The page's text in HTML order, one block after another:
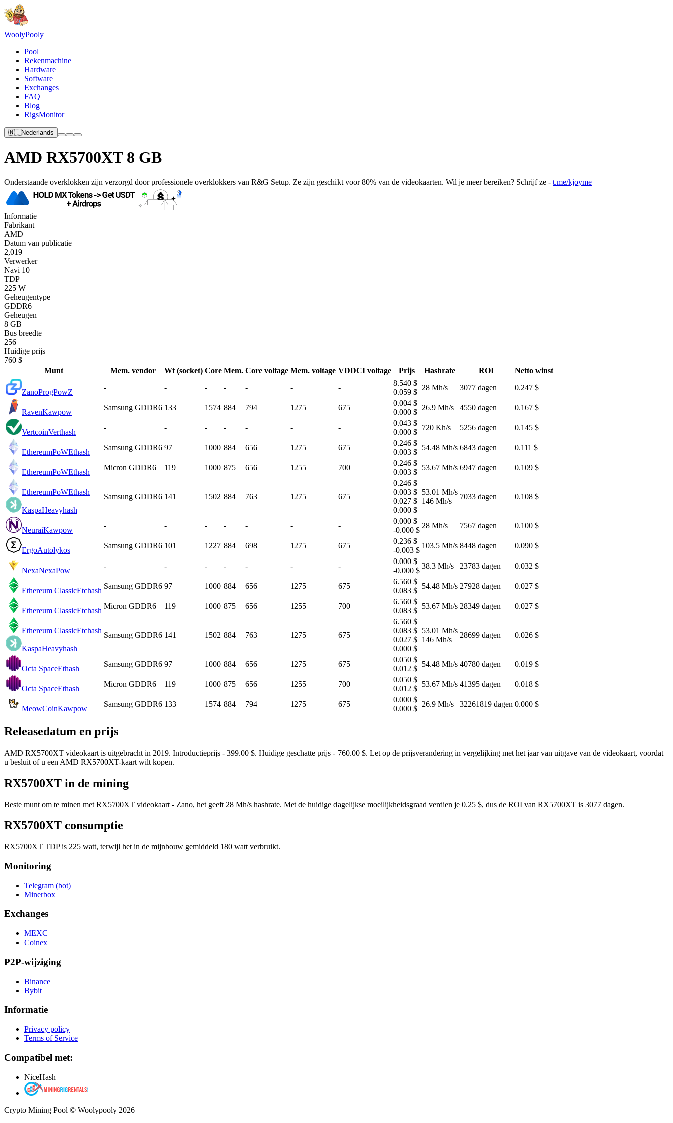
WoolyPooly
Pool
Rekenmachine
Hardware
Software
Exchanges
FAQ
Blog
RigsMonitor
🇳🇱Nederlands
AMD RX5700XT 8 GB
Onderstaande overklokken zijn verzorgd door professionele overklokkers van R&G Setup. Ze zijn geschikt voor 80% van de videokaarten. Wil je meer bereiken? Schrijf ze - t.me/kjoyme
Informatie
Fabrikant
AMD
Datum van publicatie
2,019
Verwerker
Navi 10
TDP
225 W
Geheugentype
GDDR6
Geheugen
8 GB
Bus breedte
256
Huidige prijs
760 $
Munt
Mem. vendor Wt (socket) Core Mem. Core voltage Mem. voltage VDDCI voltage Prijs Hashrate ROI Netto winst
ZanoProgPowZ
- - - - - - -
8.540 $
0.059 $
28 Mh/s 3077 dagen 0.247 $
RavenKawpow
Samsung GDDR6 133 1574 884 794 1275 675
0.004 $
0.000 $
26.9 Mh/s 4550 dagen 0.167 $
VertcoinVerthash
- - - - - - -
0.043 $
0.000 $
720 Kh/s 5256 dagen 0.145 $
EthereumPoWEthash
Samsung GDDR6 97 1000 884 656 1275 675
0.246 $
0.003 $
54.48 Mh/s 6843 dagen 0.111 $
EthereumPoWEthash
Micron GDDR6 119 1000 875 656 1255 700
0.246 $
0.003 $
53.67 Mh/s 6947 dagen 0.109 $
EthereumPoWEthash
KaspaHeavyhash
Samsung GDDR6 141 1502 884 763 1275 675
0.246 $
0.003 $
0.027 $
0.000 $
53.01 Mh/s
146 Mh/s
7033 dagen 0.108 $
NeuraiKawpow
- - - - - - -
0.000 $
-0.000 $
28 Mh/s 7567 dagen 0.100 $
ErgoAutolykos
Samsung GDDR6 101 1227 884 698 1275 675
0.236 $
-0.003 $
103.5 Mh/s 8448 dagen 0.090 $
NexaNexaPow
- - - - - - -
0.000 $
-0.000 $
38.3 Mh/s 23783 dagen 0.032 $
Ethereum ClassicEtchash
Samsung GDDR6 97 1000 884 656 1275 675
6.560 $
0.083 $
54.48 Mh/s 27928 dagen 0.027 $
Ethereum ClassicEtchash
Micron GDDR6 119 1000 875 656 1255 700
6.560 $
0.083 $
53.67 Mh/s 28349 dagen 0.027 $
Ethereum ClassicEtchash
KaspaHeavyhash
Samsung GDDR6 141 1502 884 763 1275 675
6.560 $
0.083 $
0.027 $
0.000 $
53.01 Mh/s
146 Mh/s
28699 dagen 0.026 $
Octa SpaceEthash
Samsung GDDR6 97 1000 884 656 1275 675
0.050 $
0.012 $
54.48 Mh/s 40780 dagen 0.019 $
Octa SpaceEthash
Micron GDDR6 119 1000 875 656 1255 700
0.050 $
0.012 $
53.67 Mh/s 41395 dagen 0.018 $
MeowCoinKawpow
Samsung GDDR6 133 1574 884 794 1275 675
0.000 $
0.000 $
26.9 Mh/s 32261819 dagen 0.000 $
Releasedatum en prijs
AMD RX5700XT videokaart is uitgebracht in 2019. Introductieprijs - 399.00 $. Huidige geschatte prijs - 760.00 $. Let op de prijsverandering in vergelijking met het jaar van uitgave van de videokaart, voordat
u besluit of u een AMD RX5700XT-kaart wilt kopen.
RX5700XT in de mining
Beste munt om te minen met RX5700XT videokaart - Zano, het geeft 28 Mh/s hashrate. Met de huidige dagelijkse moeilijkheidsgraad verdien je 0.25 $, dus de ROI van RX5700XT is 3077 dagen.
RX5700XT consumptie
RX5700XT TDP is 225 watt, terwijl het in de mijnbouw gemiddeld 180 watt verbruikt.
Monitoring
Telegram (bot)
Minerbox
Exchanges
MEXC
Coinex
P2P-wijziging
Binance
Bybit
Informatie
Privacy policy
Terms of Service
Compatibel met:
NiceHash
Crypto Mining Pool © Woolypooly 2026